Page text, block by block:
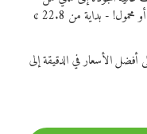
اتصل بأي رقم في مالي - هاتف أرضي أو محمول! - بداية من 22.8 ¢
الأسعار في الدقيقة إلى